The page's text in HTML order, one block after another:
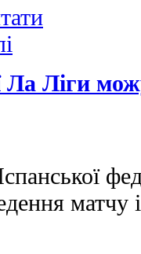
Ла Ліги
матчу